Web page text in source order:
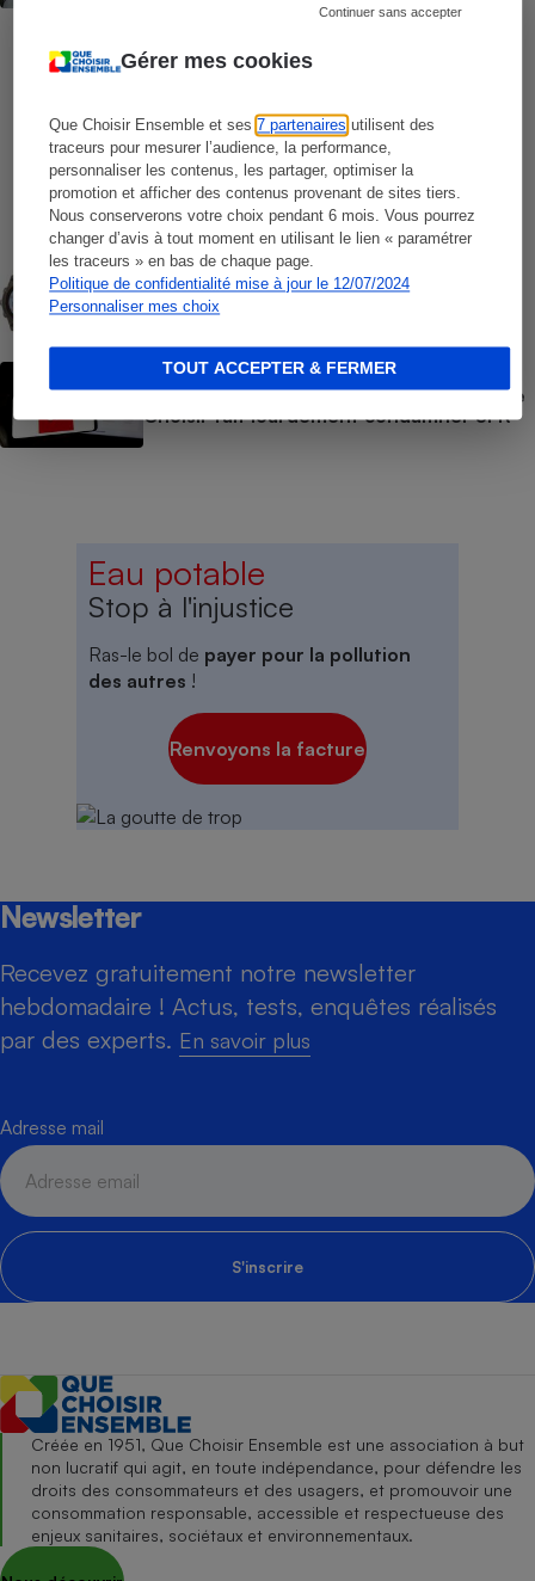
Gérer mes cookies
Que Choisir Ensemble et ses7 partenaires utilisent des
traceurs pour mesurer l’audience, la performance,
personnaliser les contenus, les partager, optimiser la
promotion et afficher des contenus provenant de sites tiers.
Nous conserverons votre choix pendant 6 mois. Vous pourrez
changer d’avis à tout moment en utilisant le lien « paramétrer
les traceurs » en bas de chaque page.
Politique de confidentialité mise à jour le 12/07/2024
Personnaliser mes choix
Continuer sans accepter
TOUT ACCEPTER & FERMER
Smartphones - Le protocole
COMMENT NOUS TESTONS
Opérateurs de téléphonie mobile - Le
protocole
COMMENT NOUS TESTONS
Montres connectées - Le protocole
ACTION QUE CHOISIR ENSEMBLE
Forfaits « à vie » Red by SFR - L’UFC-Que
Choisir fait lourdement condamner SFR
Eau potable
Stop à l'injustice
Ras-le bol de payer pour la pollution
des autres !
Renvoyons la facture
Newsletter
Recevez gratuitement notre newsletter
hebdomadaire ! Actus, tests, enquêtes réalisés
par des experts. En savoir plus
Adresse mail
S'inscrire
Créée en 1951, Que Choisir Ensemble est une association à but
non lucratif qui agit, en toute indépendance, pour défendre les
droits des consommateurs et des usagers, et promouvoir une
consommation responsable, accessible et respectueuse des
enjeux sanitaires, sociétaux et environnementaux.